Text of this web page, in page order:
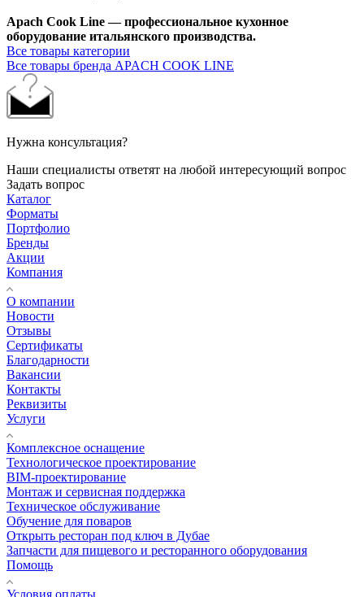
Apach Cook Line — профессиональное кухонное
оборудование итальянского производства.
Все товары категории
Все товары бренда APACH COOK LINE
Нужна консультация?
Наши специалисты ответят на любой интересующий вопрос
Задать вопрос
Каталог
Форматы
Портфолио
Бренды
Акции
Компания
О компании
Новости
Отзывы
Сертификаты
Благодарности
Вакансии
Контакты
Реквизиты
Услуги
Комплексное оснащение
Технологическое проектирование
BIM-проектирование
Монтаж и сервисная поддержка
Техническое обслуживание
Обучение для поваров
Открыть ресторан под ключ в Дубае
Запчасти для пищевого и ресторанного оборудования
Помощь
Условия оплаты